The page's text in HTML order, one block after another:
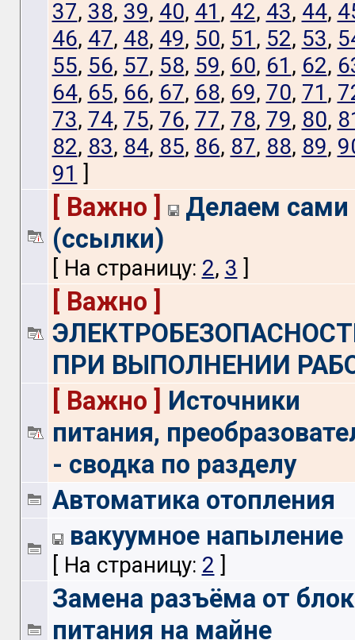
37, 38, 39, 40, 41 , 42, 43, 44,
46, 47, 48, 49, 50, 51 , 52, 53,
55, 56, 57, 58, 59, 60, 61 , 62,
64, 65, 66, 67, 68, 69, 70, 71 ,
73, 74, 75, 76, 77, 78, 79, 80,
82, 83, 84, 85, 86, 87, 88, 89,
91 ]
[ Важно ]
Делаем сами
(ссылки)
[ На страницу: 2, 3 ]
[ Важно ]
ПРИ ВЫПОЛНЕНИИ
[ Важно ] Источники
питания,
- сводка по разделу
Автоматика отопления
вакуумное напыление
[ На страницу: 2 ]
Замена разъёма от
питания на майне